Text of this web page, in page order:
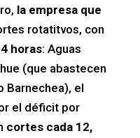
la empresa que
rotatitvos, con
horas: Aguas
(que abastecen
Barnechea), el
el déficit por
cortes cada 12,